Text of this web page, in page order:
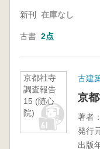
新刊 在庫なし
古書 2点
京都社寺
調査報告
15 (随心
院)
古建
京
著者：
発行
出版